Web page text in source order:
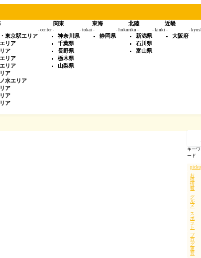
東京駅エリア
リア
ア
リア
リア
ア
水エリア
ア
ア
ア
関東
- center -
神奈川県
千葉県
長野県
栃木県
山梨県
東海
- tokai -
静岡県
北陸
- hokuriku -
新潟県
石川県
富山県
近畿
- kinki -
大阪府
-
を
検
キーワ
ード
お
得
情
報
グ
ル
メ
ス
ポ
ッ
ト
ブ
ロ
グ
運
営